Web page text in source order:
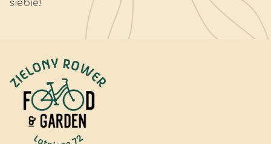
siebie!